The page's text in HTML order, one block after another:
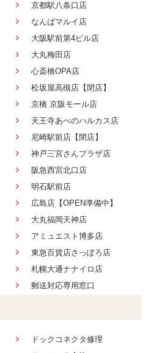
京都駅八条口店
なんばマルイ店
大阪駅前第4ビル店
大丸梅田店
心斎橋OPA店
松坂屋高槻店【閉店】
京橋 京阪モール店
天王寺あべのハルカス店
尼崎駅前店【閉店】
神戸三宮さんプラザ店
阪急西宮北口店
明石駅前店
広島店【OPEN準備中】
大丸福岡天神店
アミュエスト博多店
東急百貨店さっぽろ店
札幌大通ナナイロ店
郵送対応専用窓口
ドックコネクタ修理